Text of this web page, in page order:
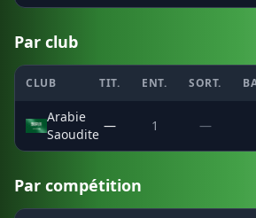
Par club
CLUB TIT. ENT. SORT.
Arabie
Saoudite
— 1 —
Par compétition